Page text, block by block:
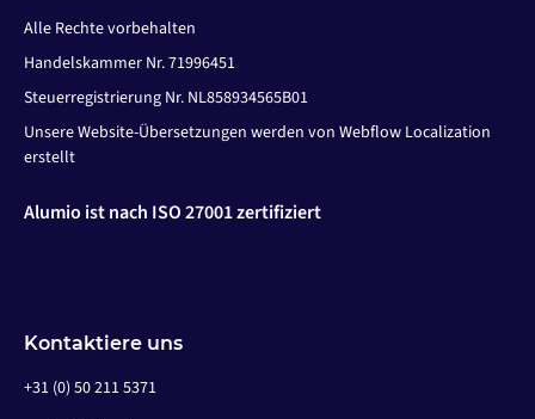
Alle Rechte vorbehalten
Handelskammer Nr. 71996451
Steuerregistrierung Nr. NL858934565B01
Unsere Website-Übersetzungen werden von Webflow Localization
erstellt
Alumio ist nach ISO 27001 zertifiziert
Kontaktiere uns
+31 (0) 50 211 5371